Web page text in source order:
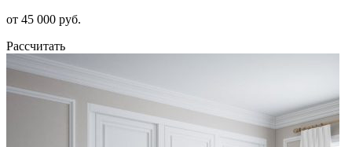
от 45 000 руб.
Рассчитать